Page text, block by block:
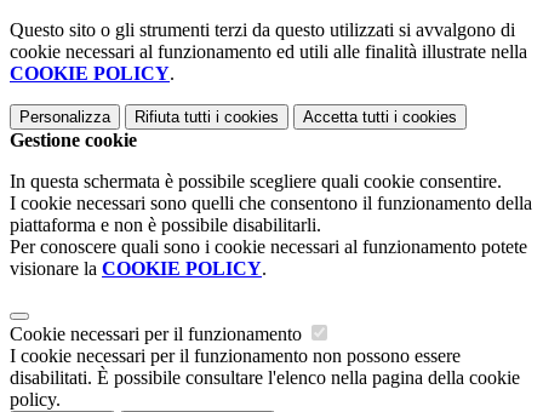
Questo sito o gli strumenti terzi da questo utilizzati si avvalgono di
cookie necessari al funzionamento ed utili alle finalità illustrate nella
COOKIE POLICY.
Personalizza Rifiuta tutti i cookies Accetta tutti i cookies
Gestione cookie
In questa schermata è possibile scegliere quali cookie consentire.
I cookie necessari sono quelli che consentono il funzionamento della
piattaforma e non è possibile disabilitarli.
Per conoscere quali sono i cookie necessari al funzionamento potete
visionare la COOKIE POLICY.
Cookie necessari per il funzionamento
I cookie necessari per il funzionamento non possono essere
disabilitati. È possibile consultare l'elenco nella pagina della cookie
policy.